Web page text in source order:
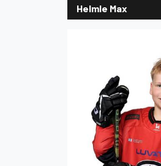
Helmle Max